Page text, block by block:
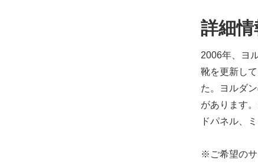
詳細情
2006年、ヨ
靴を更新し
た。ヨルダ
があります
ドパネル、
※ご希望のサ